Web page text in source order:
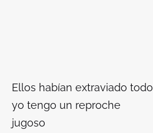
Ellos habían extraviado todo
yo tengo un reproche
jugoso